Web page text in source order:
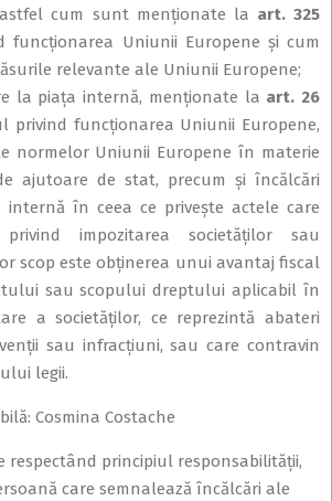
cum sunt menţionate la art. 325
funcţionarea Uniunii Europene şi cum
relevante ale Uniunii Europene;
la piaţa internă, menţionate la art. 26
privind funcţionarea Uniunii Europene,
normelor Uniunii Europene în materie
ajutoare de stat, precum şi încălcări
în ceea ce priveşte actele care
impozitarea societăţilor sau
scop este obţinerea unui avantaj fiscal
sau scopului dreptului aplicabil în
a societăţilor, ce reprezintă abateri
sau infracţiuni, sau care contravin
legii.
Cosmina Costache
respectând principiul responsabilității,
care semnalează încălcări ale